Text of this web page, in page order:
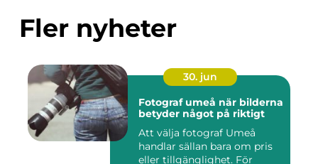
Fler nyheter
30. jun
Fotograf umeå när bilderna
betyder något på riktigt
Att välja fotograf Umeå
handlar sällan bara om pris
eller tillgänglighet. För